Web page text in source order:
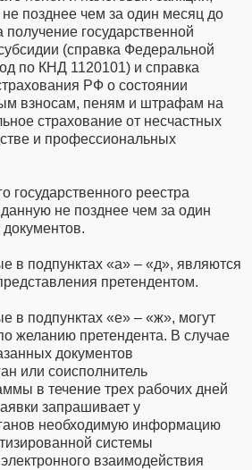
позднее чем за один месяц до
получение государственной
(справка Федеральной
по КНД 1120101) и справка
РФ о состоянии
взносам, пеням и штрафам на
страхование от несчастных
и профессиональных
государственного реестра
не позднее чем за один
в подпунктах «а» – «д», являются
претендентом.
в подпунктах «е» – «ж», могут
желанию претендента. В случае
документов
или соисполнитель
в течение трех рабочих дней
запрашивает у
необходимую информацию
системы
взаимодействия